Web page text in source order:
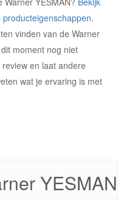
.
vinden van de Warner
moment nog niet
en laat andere
wat je ervaring is met
YESMAN